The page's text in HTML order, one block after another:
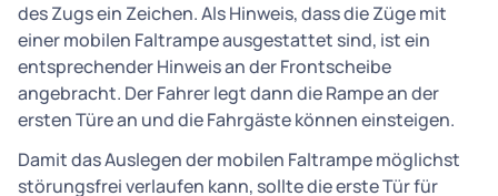
des Zugs ein Zeichen. Als Hinweis, dass die Züge mit
einer mobilen Faltrampe ausgestattet sind, ist ein
entsprechender Hinweis an der Frontscheibe
angebracht. Der Fahrer legt dann die Rampe an der
ersten Türe an und die Fahrgäste können einsteigen.
Damit das Auslegen der mobilen Faltrampe möglichst
störungsfrei verlaufen kann, sollte die erste Tür für